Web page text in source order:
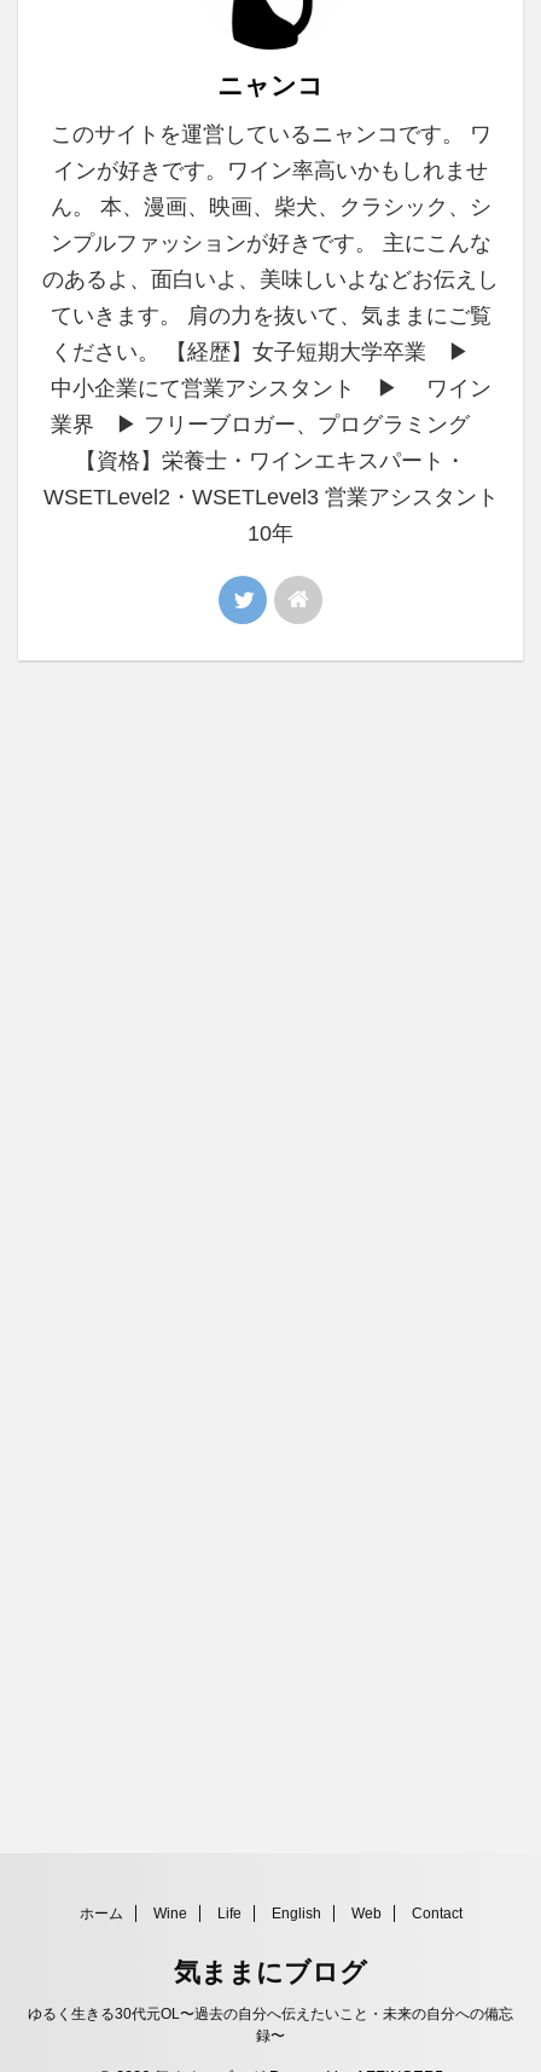
ニャンコ
このサイトを運営しているニャンコです。 ワ
インが好きです。ワイン率高いかもしれませ
ん。 本、漫画、映画、柴犬、クラシック、シ
ンプルファッションが好きです。 主にこんな
のあるよ、面白いよ、美味しいよなどお伝えし
ていきます。 肩の力を抜いて、気ままにご覧
ください。 【経歴】女子短期大学卒業 ▶︎
中小企業にて営業アシスタント ▶︎ ワイン
業界 ▶︎ フリーブロガー、プログラミング
【資格】栄養士・ワインエキスパート・
WSETLevel2・WSETLevel3 営業アシスタント
10年
ホーム Wine Life English Web Contact
気ままにブログ
ゆるく生きる30代元OL〜過去の自分へ伝えたいこと・未来の自分への備忘
録〜